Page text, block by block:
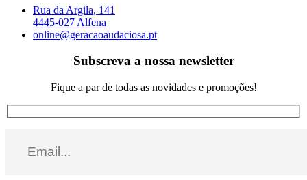
Rua da Argila, 141
4445-027 Alfena
online@geracaoaudaciosa.pt
Subscreva a nossa newsletter
Fique a par de todas as novidades e promoções!